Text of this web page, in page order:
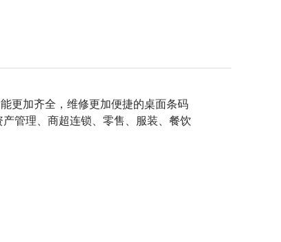
更加齐全，维修更加便捷的桌面条码
管理、商超连锁、零售、服装、餐饮